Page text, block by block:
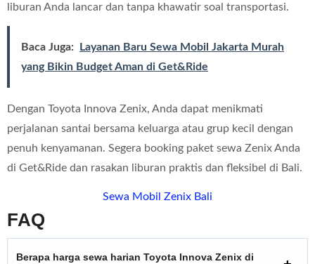
liburan Anda lancar dan tanpa khawatir soal transportasi.
Baca Juga:
Layanan Baru Sewa Mobil Jakarta Murah
yang Bikin Budget Aman di Get&Ride
Dengan Toyota Innova Zenix, Anda dapat menikmati
perjalanan santai bersama keluarga atau grup kecil dengan
penuh kenyamanan. Segera booking paket sewa Zenix Anda
di Get&Ride dan rasakan liburan praktis dan fleksibel di Bali.
Sewa Mobil Zenix Bali
FAQ
Berapa harga sewa harian Toyota Innova Zenix di